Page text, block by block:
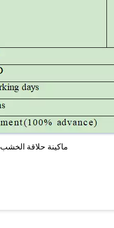
ماكينة حلاقة الخشب PI